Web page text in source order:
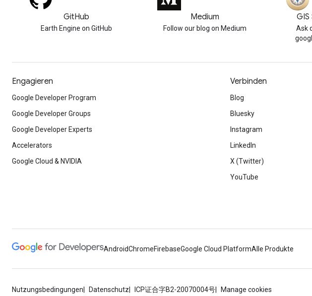
GitHub
Earth Engine on GitHub
Medium
Follow our blog on Medium
Ask
Engagieren
Google Developer Program
Google Developer Groups
Google Developer Experts
Accelerators
Google Cloud & NVIDIA
Verbinden
Blog
Bluesky
Instagram
LinkedIn
X (Twitter)
YouTube
AndroidChromeFirebaseGoogle Cloud PlatformAlle Produkte
Nutzungsbedingungen Datenschutz ICP证合字B2-20070004号 Manage cookies